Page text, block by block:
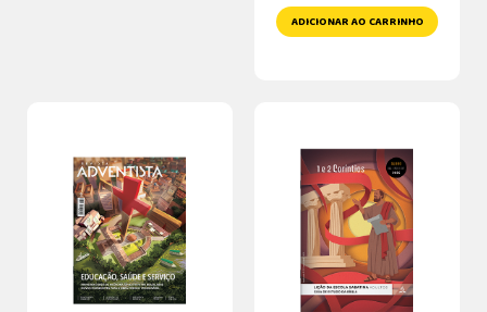
ADICIONAR AO CARRINHO